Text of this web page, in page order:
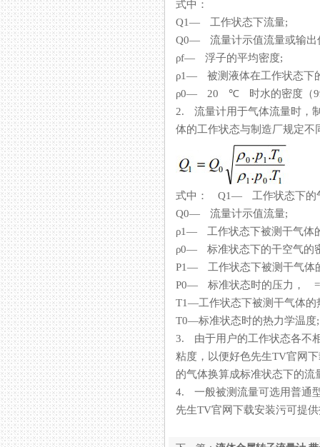
式中：
Q1— 工作状态下流量;
Q0— 流量计示值流量或输
ρf— 浮子的平均密度;
ρ1— 被测液体在工作状态
ρ0— 20 ℃ 时水的密度（
2. 流量计用于气体流量时，
体的工作状态与制造厂规定不同
式中： Q1— 工作状态下的
Q0— 流量计示值流量;
ρ1— 工作状态下被测干气体
ρ0— 标准状态下的干空气的密度
P1— 工作状态下被测干气体
P0— 标准状态时的压力，
T1—工作状态下被测干气体的
T0—标准状态时的热力学
3. 由于用户的工作状态各不相同
粘度，以便好色先生TV官网
的气体换算成标准状态下的流量
4. 一般被测流量可选用普通型
先生TV官网下载安装污可提供技